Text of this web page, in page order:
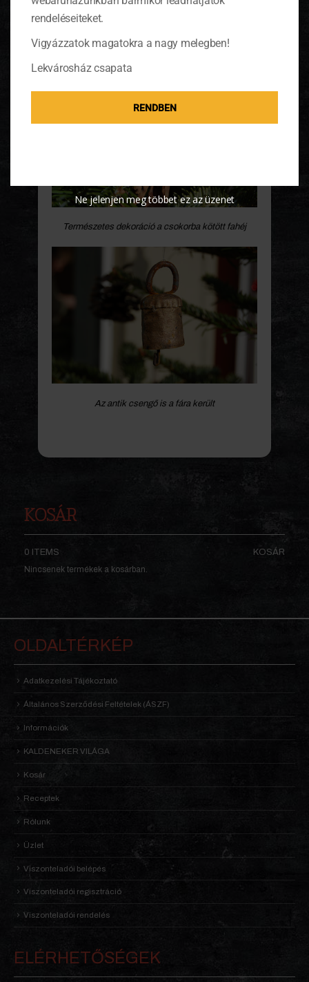
Kedvenc színeim a lila és a zöld minden árnyalata
Természetes dekoráció a csokorba kötött fahéj
Az antik csengő is a fára került
KOSÁR
0 ITEMS
KOSÁR
Nincsenek termékek a kosárban.
OLDALTÉRKÉP
Adatkezelési Tájékoztató
Általános Szerződési Feltételek (ÁSZF)
Információk
KALDENEKER VILÁGA
Kosár
Receptek
Rólunk
Üzlet
Viszonteladói belépés
Viszonteladói regisztráció
Viszonteladói rendelés
ELÉRHETŐSÉGEK
rendeléseiteket.
Vigyázzatok magatokra a nagy melegben!
Lekvárosház csapata
RENDBEN
Ne jelenjen meg többet ez az üzenet